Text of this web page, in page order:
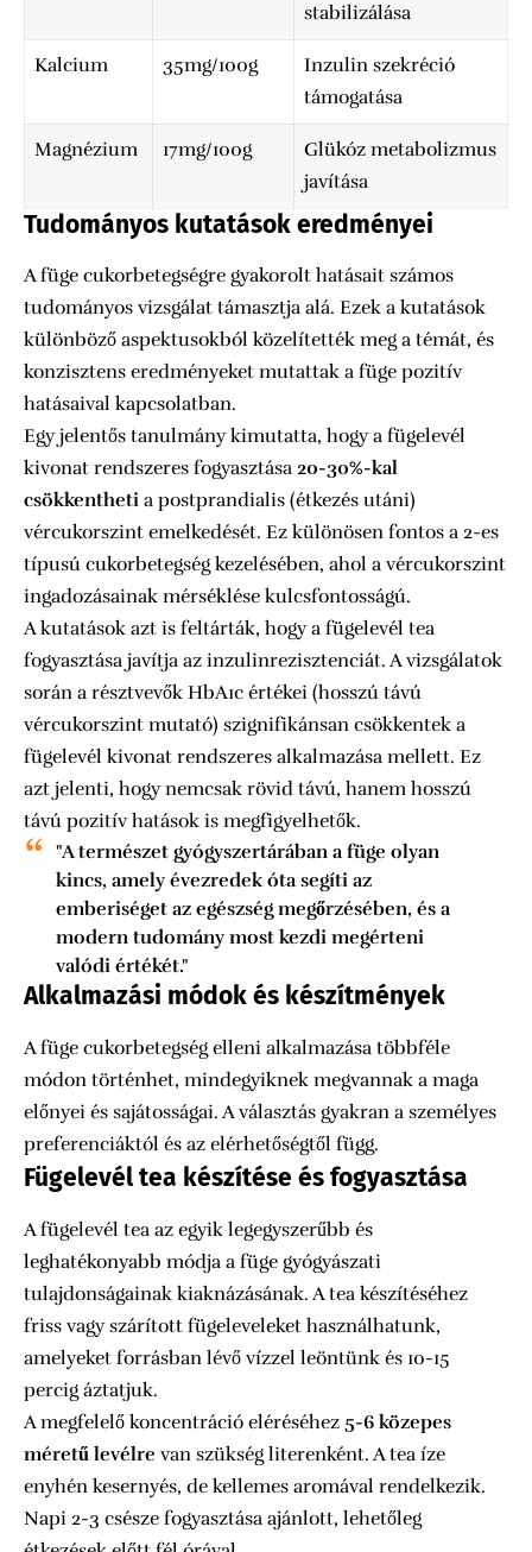
stabilizálása
Kalcium 35mg/100g
Inzulin szekréció
támogatása
Magnézium 17mg/100g
Glükóz metabolizmus
javítása
Tudományos kutatások eredményei
A füge cukorbetegségre gyakorolt hatásait számos
tudományos vizsgálat támasztja alá. Ezek a kutatások
különböző aspektusokból közelítették meg a témát, és
konzisztens eredményeket mutattak a füge pozitív
hatásaival kapcsolatban.
Egy jelentős tanulmány kimutatta, hogy a fügelevél
kivonat rendszeres fogyasztása 20-30%-kal
csökkentheti a postprandialis (étkezés utáni)
vércukorszint emelkedését. Ez különösen fontos a 2-es
típusú cukorbetegség kezelésében, ahol a vércukorszint
ingadozásainak mérséklése kulcsfontosságú.
A kutatások azt is feltárták, hogy a fügelevél tea
fogyasztása javítja az inzulinrezisztenciát. A vizsgálatok
során a résztvevők HbA1c értékei (hosszú távú
vércukorszint mutató) szignifikánsan csökkentek a
fügelevél kivonat rendszeres alkalmazása mellett. Ez
azt jelenti, hogy nemcsak rövid távú, hanem hosszú
távú pozitív hatások is megfigyelhetők.
"A természet gyógyszertárában a füge olyan
kincs, amely évezredek óta segíti az
emberiséget az egészség megőrzésében, és a
modern tudomány most kezdi megérteni
valódi értékét."
Alkalmazási módok és készítmények
A füge cukorbetegség elleni alkalmazása többféle
módon történhet, mindegyiknek megvannak a maga
előnyei és sajátosságai. A választás gyakran a személyes
preferenciáktól és az elérhetőségtől függ.
Fügelevél tea készítése és fogyasztása
A fügelevél tea az egyik legegyszerűbb és
leghatékonyabb módja a füge gyógyászati
tulajdonságainak kiaknázásának. A tea készítéséhez
friss vagy szárított fügeleveleket használhatunk,
amelyeket forrásban lévő vízzel leöntünk és 10-15
percig áztatjuk.
A megfelelő koncentráció eléréséhez 5-6 közepes
méretű levélre van szükség literenként. A tea íze
enyhén kesernyés, de kellemes aromával rendelkezik.
Napi 2-3 csésze fogyasztása ajánlott, lehetőleg